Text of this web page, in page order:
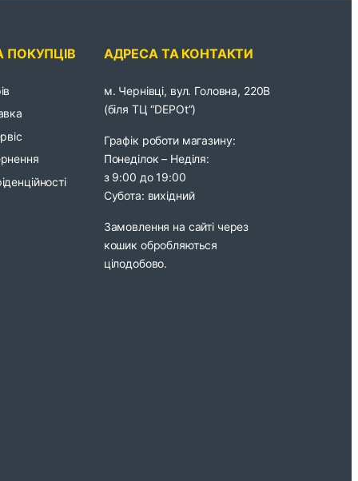
ПОКУПЦІВ АДРЕСА ТА КОНТАКТИ
м. Чернівці, вул. Головна, 220В
(біля ТЦ “DEPOt”)
Графік роботи магазину:
Понеділок – Неділя:
з 9:00 до 19:00
Субота: вихідний
Замовлення на сайті через
кошик обробляються
цілодобово.